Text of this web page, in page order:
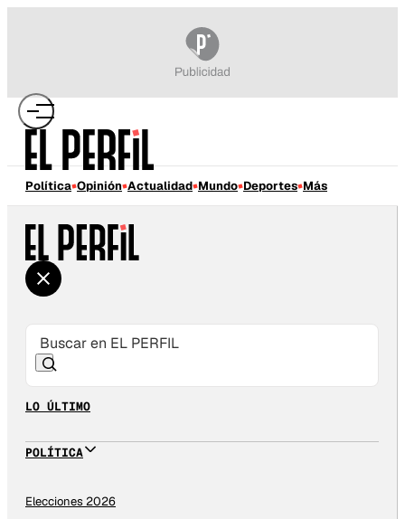
Política Opinión Actualidad Mundo Deportes Más
LO ÚLTIMO
POLÍTICA
Elecciones 2026